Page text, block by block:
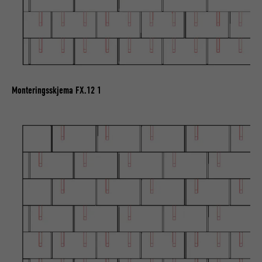
Monteringsskjema FX.12 1
FORMÅL
Brukes av Facebook for å vise en rekke
NAVN IDE
TILBYDER doubleclick.net
FORLØP 1 år
Brukes av Google DoubleClick for å
registrere brukerens handlinger på
nettstedet etter at en av tilbyderens